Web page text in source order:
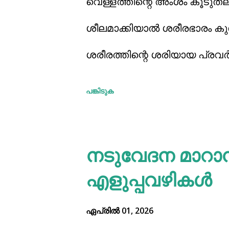
ശീലമാക്കിയാല്‍
ശരീരത്തിന്റെ ശരിയായ
അത്തരക്കാര്‍ക്കായി
ഇവിടെ. വെള്ളത്തിന്റെ
കഴിക്കുന്നത് ശീലമാക്കിയാല്‍
പങ്കിടുക
നടുവേദന
എളുപ്പവഴികൾ
ഏപ്രിൽ 01, 2026